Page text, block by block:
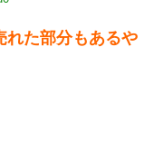
れた部分もあるや